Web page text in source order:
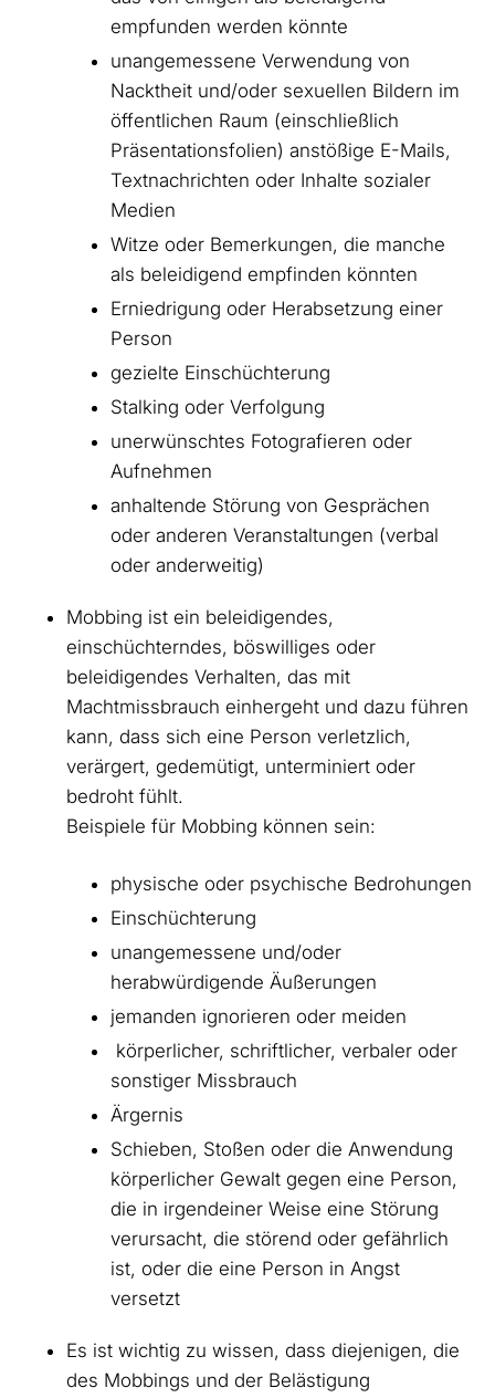
empfunden werden könnte
unangemessene Verwendung von
Nacktheit und/oder sexuellen Bildern im
öffentlichen Raum (einschließlich
Präsentationsfolien) anstößige E-Mails,
Textnachrichten oder Inhalte sozialer
Medien
Witze oder Bemerkungen, die manche
als beleidigend empfinden könnten
Erniedrigung oder Herabsetzung einer
Person
gezielte Einschüchterung
Stalking oder Verfolgung
unerwünschtes Fotografieren oder
Aufnehmen
anhaltende Störung von Gesprächen
oder anderen Veranstaltungen (verbal
oder anderweitig)
Mobbing ist ein beleidigendes,
einschüchterndes, böswilliges oder
beleidigendes Verhalten, das mit
Machtmissbrauch einhergeht und dazu führen
kann, dass sich eine Person verletzlich,
verärgert, gedemütigt, unterminiert oder
bedroht fühlt.
Beispiele für Mobbing können sein:
physische oder psychische Bedrohungen
Einschüchterung
unangemessene und/oder
herabwürdigende Äußerungen
jemanden ignorieren oder meiden
körperlicher, schriftlicher, verbaler oder
sonstiger Missbrauch
Ärgernis
Schieben, Stoßen oder die Anwendung
körperlicher Gewalt gegen eine Person,
die in irgendeiner Weise eine Störung
verursacht, die störend oder gefährlich
ist, oder die eine Person in Angst
versetzt
Es ist wichtig zu wissen, dass diejenigen, die
des Mobbings und der Belästigung